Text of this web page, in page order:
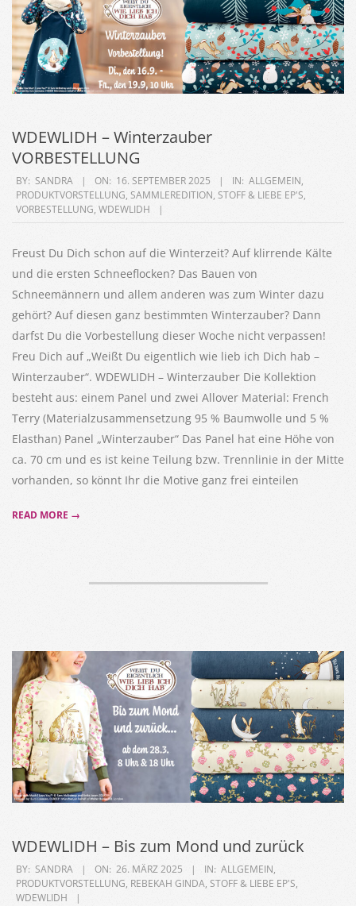
WDEWLIDH – Winterzauber
VORBESTELLUNG
2025-
09-
BY: SANDRA ON: 16. SEPTEMBER 2025 IN: ALLGEMEIN,
PRODUKTVORSTELLUNG, SAMMLEREDITION, STOFF & LIEBE EP'S,
VORBESTELLUNG, WDEWLIDH
Freust Du Dich schon auf die Winterzeit? Auf klirrende Kälte
und die ersten Schneeflocken? Das Bauen von
Schneemännern und allem anderen was zum Winter dazu
gehört? Auf diesen ganz bestimmten Winterzauber? Dann
darfst Du die Vorbestellung dieser Woche nicht verpassen!
Freu Dich auf „Weißt Du eigentlich wie lieb ich Dich hab –
Winterzauber“. WDEWLIDH – Winterzauber Die Kollektion
besteht aus: einem Panel und zwei Allover Material: French
Terry (Materialzusammensetzung 95 % Baumwolle und 5 %
Elasthan) Panel „Winterzauber“ Das Panel hat eine Höhe von
ca. 70 cm und es ist keine Teilung bzw. Trennlinie in der Mitte
vorhanden, so könnt Ihr die Motive ganz frei einteilen
READ MORE →
WDEWLIDH – Bis zum Mond und zurück
2025-
03-
BY: SANDRA ON: 26. MÄRZ 2025 IN: ALLGEMEIN,
PRODUKTVORSTELLUNG, REBEKAH GINDA, STOFF & LIEBE EP'S,
WDEWLIDH